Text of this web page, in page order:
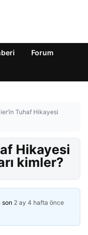
Forum
Tuhaf Hikayesi
Hikayesi
kimler?
son 2 ay 4 hafta önce